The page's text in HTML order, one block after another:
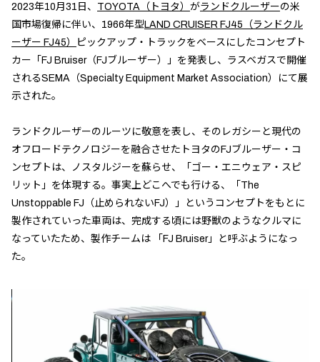
2023年10月31日、 TOYOTA（トヨタ） がランドクルーザーの米
国市場復帰に伴い、1966年型 LAND CRUISER FJ45（ランドクル
ーザー FJ45）
ピックアップ・トラックをベースにしたコンセプト
カー「FJ Bruiser（FJブルーザー）」を発表し、ラスベガスで開催
されるSEMA（Specialty Equipment Market Association）にて展
示された。
ランドクルーザーのルーツに敬意を表し、そのレガシーと現代の
オフロードテクノロジーを融合させたトヨタのFJブルーザー・コ
ンセプトは、ノスタルジーを蘇らせ、「ゴー・エニウェア・スピ
リット」を体現する。事実上どこへでも行ける、「The
Unstoppable FJ（止められないFJ）」というコンセプトをもとに
製作されていった車両は、完成する頃には野獣のようなクルマに
なっていたため、製作チームは 「FJ Bruiser」と呼ぶようになっ
た。